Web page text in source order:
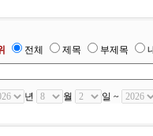
전체 제목 부제목
년 월 일 ~